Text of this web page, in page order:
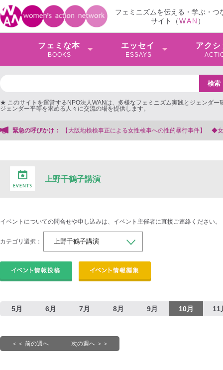
フェミニズムを伝える・学ぶ・つ
サイト（WAN ）
フェミな本
BOOKS
エッセイ
ESSAYS
アクシ
★ このサイトを運営するNPO法人WANは、多様なフェミニズム実践とジェンダー
ジェンダー平等を求める人々に交流の場を提供します。
緊急の呼びかけ：
事正による女性検事への性的暴行事件】 ◆女性検事を支援する会事務局
上野千鶴子講演
イベントについての問合せや申し込みは、イベント主催者に直接ご連絡ください。
カテゴリ選択：
5月 6月 7月 8月 9月 10月 11
＜＜ 前の週へ 次の週へ ＞＞